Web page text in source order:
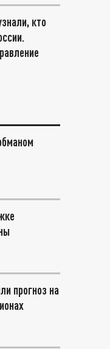
кто
прогноз на